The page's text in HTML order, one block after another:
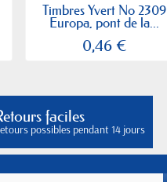
Timbres Yvert No 2309
Europa, pont de la...
0,46 €
faciles
possibles pendant 14 jours